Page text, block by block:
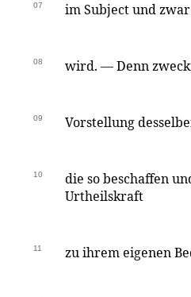
07 im Subject und
08 wird. — Denn
09 Vorstellung
10
die so beschaffen
Urtheilskraft
11 zu ihrem eigenen